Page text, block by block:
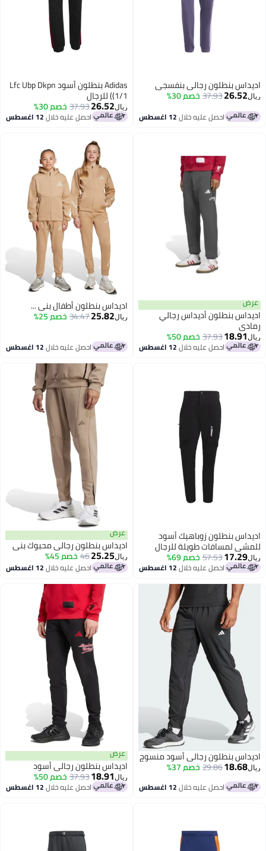
بنطلون رجالي بنفسجي
26.52
37.93خصم 30%
احصل عليه خلال12 اغسطس
Adidas بنطلون أسود Lfc Ubp Dkpn
26.52
37.93خصم 30%
احصل عليه خلال12 اغسطس
بنطلون أديداس رجالي
18.91
37.93خصم 50%
احصل عليه خلال12 اغسطس
اديداس بنطلون أطفال بني ...
25.82
34.47خصم 25%
احصل عليه خلال12 اغسطس
بنطلون زوباهيك أسود
لمسافات طويلة للرجال
17.29
57.53خصم 69%
احصل عليه خلال12 اغسطس
عرض
اديداس بنطلون رجالي محبوك بني
25.25
46خصم 45%
احصل عليه خلال12 اغسطس
بنطلون رجالي أسود منسوج
18.68
29.86خصم 37%
احصل عليه خلال12 اغسطس
عرض
اديداس بنطلون رجالي أسود
18.91
37.93خصم 50%
احصل عليه خلال12 اغسطس